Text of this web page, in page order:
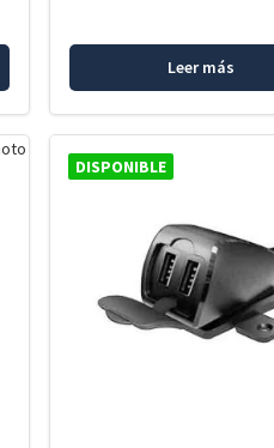
Leer más
DISPONIBLE